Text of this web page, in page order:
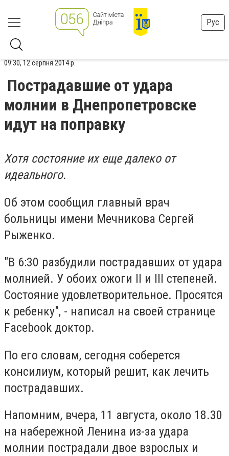
Рус
09:30, 12 серпня 2014 р.
Пострадавшие от удара
молнии в Днепропетровске
идут на поправку
Хотя состояние их еще далеко от
идеального.
Об этом сообщил главный врач
больницы имени Мечникова Сергей
Рыженко.
"В 6:30 разбудили пострадавших от удара
молнией. У обоих ожоги ІІ и ІІІ степеней.
Состояние удовлетворительное. Просятся
к ребенку", - написал на своей странице
Facebook доктор.
По его словам, сегодня соберется
консилиум, который решит, как лечить
пострадавших.
Напомним, вчера, 11 августа, около 18.30
на набережной Ленина из-за удара
молнии пострадали двое взрослых и